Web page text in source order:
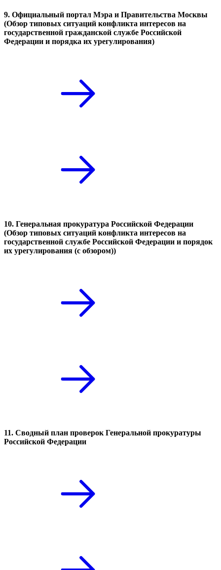
9. Официальный портал Мэра и Правительства Москвы
(Обзор типовых ситуаций конфликта интересов на
государственной гражданской службе Российской
Федерации и порядка их урегулирования)
10. Генеральная прокуратура Российской Федерации
(Обзор типовых ситуаций конфликта интересов на
государственной службе Российской Федерации и порядок
их урегулирования (с обзором))
11. Сводный план проверок Генеральной прокуратуры
Российской Федерации